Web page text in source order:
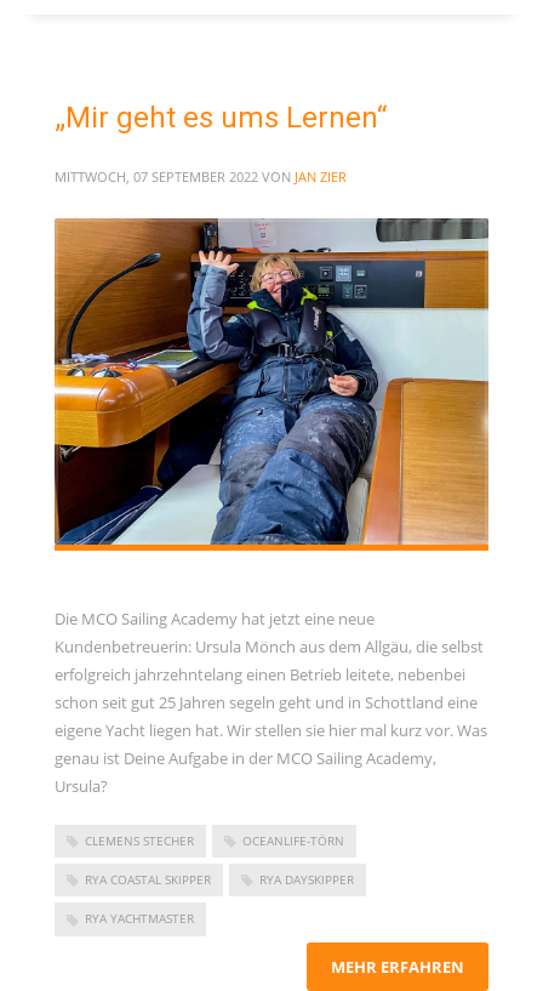
„Mir geht es ums Lernen“
MITTWOCH, 07 SEPTEMBER 2022 VON JAN ZIER
Die MCO Sailing Academy hat jetzt eine neue
Kundenbetreuerin: Ursula Mönch aus dem Allgäu, die selbst
erfolgreich jahrzehntelang einen Betrieb leitete, nebenbei
schon seit gut 25 Jahren segeln geht und in Schottland eine
eigene Yacht liegen hat. Wir stellen sie hier mal kurz vor. Was
genau ist Deine Aufgabe in der MCO Sailing Academy,
Ursula?
CLEMENS STECHER OCEANLIFE-TÖRN
RYA COASTAL SKIPPER RYA DAYSKIPPER
RYA YACHTMASTER
MEHR ERFAHREN